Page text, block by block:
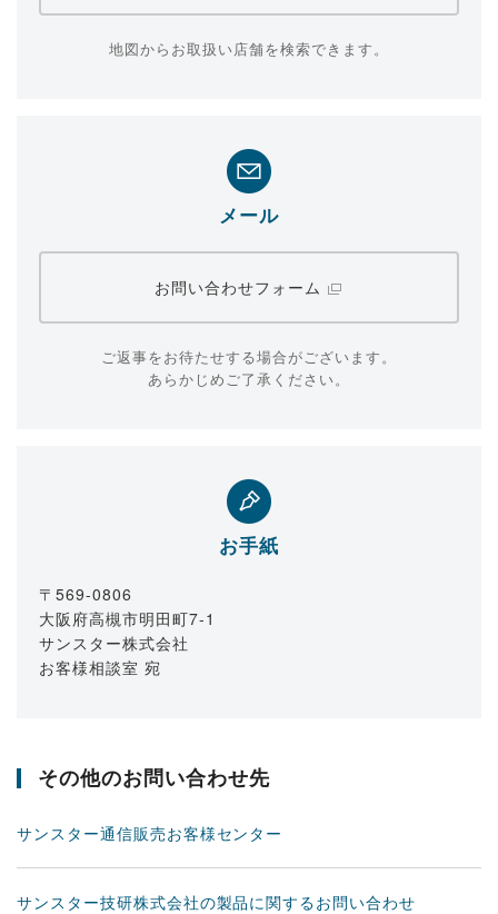
地図からお取扱い店舗を検索できます。
メール
お問い合わせフォーム
ご返事をお待たせする場合がございます。
あらかじめご了承ください。
お手紙
〒569-0806
大阪府高槻市明田町7-1
サンスター株式会社
お客様相談室 宛
その他のお問い合わせ先
サンスター通信販売お客様センター
サンスター技研株式会社の製品に関するお問い合わせ